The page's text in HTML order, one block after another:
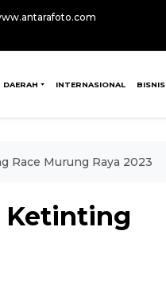
DAERAH INTERNASIONAL BISNIS
Race Murung Raya 2023
Ketinting